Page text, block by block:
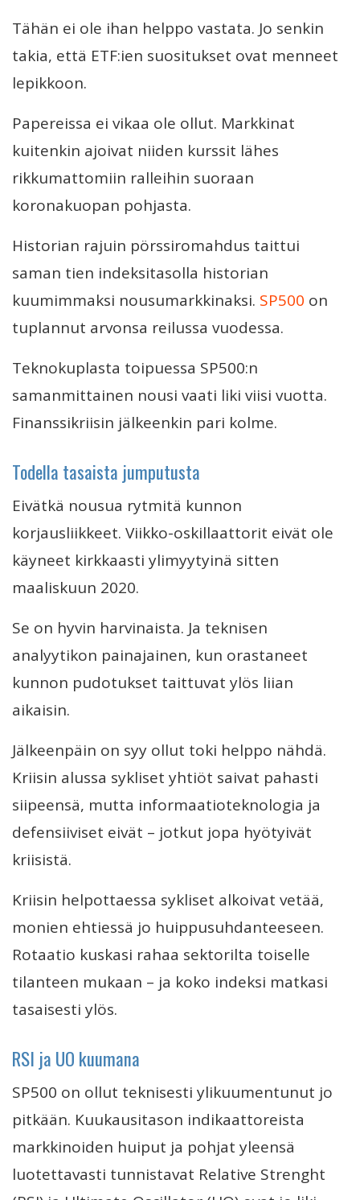
Tähän ei ole ihan helppo vastata. Jo senkin
takia, että ETF:ien suositukset ovat menneet
lepikkoon.
Papereissa ei vikaa ole ollut. Markkinat
kuitenkin ajoivat niiden kurssit lähes
rikkumattomiin ralleihin suoraan
koronakuopan pohjasta.
Historian rajuin pörssiromahdus taittui
saman tien indeksitasolla historian
kuumimmaksi nousumarkkinaksi. SP500 on
tuplannut arvonsa reilussa vuodessa.
Teknokuplasta toipuessa SP500:n
samanmittainen nousi vaati liki viisi vuotta.
Finanssikriisin jälkeenkin pari kolme.
Todella tasaista jumputusta
Eivätkä nousua rytmitä kunnon
korjausliikkeet. Viikko-oskillaattorit eivät ole
käyneet kirkkaasti ylimyytyinä sitten
maaliskuun 2020.
Se on hyvin harvinaista. Ja teknisen
analyytikon painajainen, kun orastaneet
kunnon pudotukset taittuvat ylös liian
aikaisin.
Jälkeenpäin on syy ollut toki helppo nähdä.
Kriisin alussa sykliset yhtiöt saivat pahasti
siipeensä, mutta informaatioteknologia ja
defensiiviset eivät – jotkut jopa hyötyivät
kriisistä.
Kriisin helpottaessa sykliset alkoivat vetää,
monien ehtiessä jo huippusuhdanteeseen.
Rotaatio kuskasi rahaa sektorilta toiselle
tilanteen mukaan – ja koko indeksi matkasi
tasaisesti ylös.
RSI ja UO kuumana
SP500 on ollut teknisesti ylikuumentunut jo
pitkään. Kuukausitason indikaattoreista
markkinoiden huiput ja pohjat yleensä
luotettavasti tunnistavat Relative Strenght